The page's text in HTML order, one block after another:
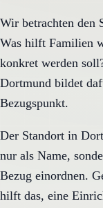
Wir betrachten den
Was hilft Familien
konkret werden
Dortmund bildet
Bezugspunkt.
Der Standort in
nur als Name,
Bezug einordnen.
hilft das, eine